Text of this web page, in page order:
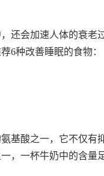
还会加速人体的衰
6种改善睡眠的食物：
基酸之一，它不仅
，一杯牛奶中的含